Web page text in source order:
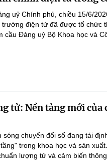
uỷ Chính phủ, chiều 15/6/
điện tử đã được tổ chức
Đảng uỷ Bộ Khoa học và
tử: Nền tảng mới của
chuyển đổi số đang tái
trong khoa học và sản
lượng tử và cảm biến thông